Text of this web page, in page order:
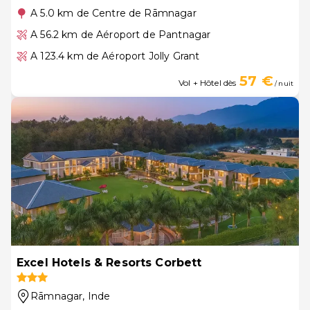
A 5.0 km de Centre de Rāmnagar
A 56.2 km de Aéroport de Pantnagar
A 123.4 km de Aéroport Jolly Grant
Vol + Hôtel dès 57 €/ nuit
Excel Hotels & Resorts Corbett
Rāmnagar, Inde